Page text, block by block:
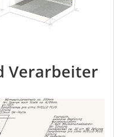
Verarbeiter